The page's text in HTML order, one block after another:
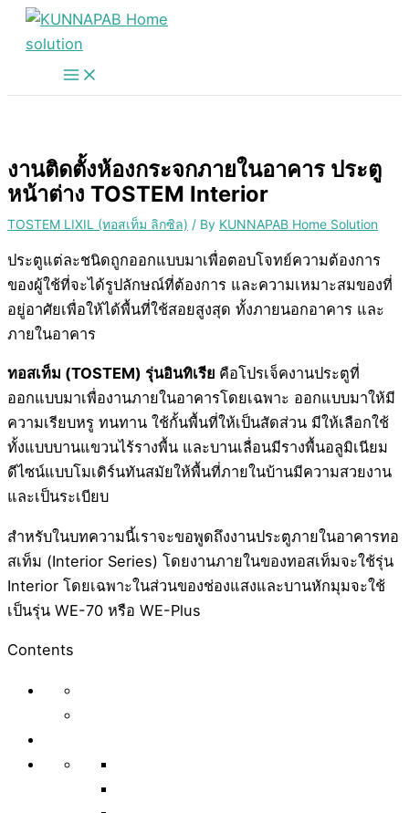
Skip
งานติดตั้งห้องกระจกภายในอาคาร ประตู
หน้าต่าง TOSTEM Interior
TOSTEM LIXIL (ทอสเท็ม ลิกซิล) / By KUNNAPAB Home Solution
ประตูแต่ละชนิดถูกออกแบบมาเพื่อตอบโจทย์ความต้องการ
ของผู้ใช้ที่จะได้รูปลักษณ์ที่ต้องการ และความเหมาะสมของที่
อยู่อาศัยเพื่อให้ได้พื้นที่ใช้สอยสูงสุด ทั้งภายนอกอาคาร และ
ภายในอาคาร
ทอสเท็ม (TOSTEM) รุ่นอินทิเรีย คือโปรเจ็คงานประตูที่
ออกแบบมาเพื่องานภายในอาคารโดยเฉพาะ ออกแบบมาให้มี
ความเรียบหรู ทนทาน ใช้กั้นพื้นที่ให้เป็นสัดส่วน มีให้เลือกใช้
ทั้งแบบบานแขวนไร้รางพื้น และบานเลื่อนมีรางพื้นอลูมิเนียม
ดีไซน์แบบโมเดิร์นทันสมัยให้พื้นที่ภายในบ้านมีความสวยงาน
และเป็นระเบียบ
สำหรับในบทความนี้เราจะขอพูดถึงงานประตูภายในอาคารทอ
สเท็ม (Interior Series) โดยงานภายในของทอสเท็มจะใช้รุ่น
Interior โดยเฉพาะในส่วนของช่องแสงและบานหักมุมจะใช้
เป็นรุ่น WE-70 หรือ WE-Plus
Contents